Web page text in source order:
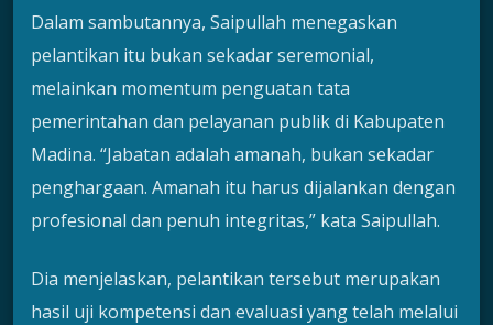
Dalam sambutannya, Saipullah menegaskan
pelantikan itu bukan sekadar seremonial,
melainkan momentum penguatan tata
pemerintahan dan pelayanan publik di Kabupaten
Madina. “Jabatan adalah amanah, bukan sekadar
penghargaan. Amanah itu harus dijalankan dengan
profesional dan penuh integritas,” kata Saipullah.
Dia menjelaskan, pelantikan tersebut merupakan
hasil uji kompetensi dan evaluasi yang telah melalui